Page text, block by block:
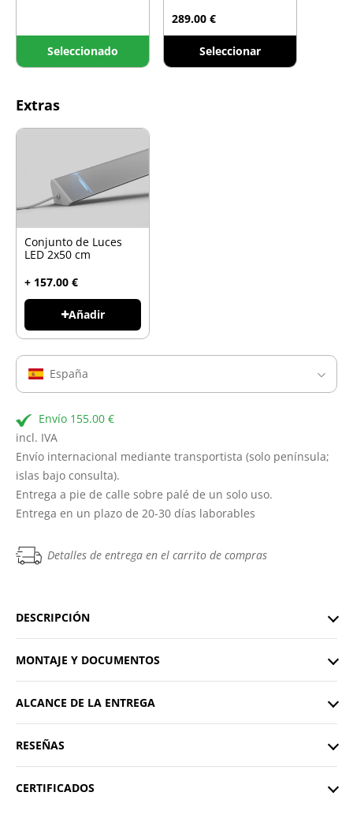
Seleccionado
289.00 €
Seleccionar
Extras
Conjunto de Luces
LED 2x50 cm
+ 157.00 €
Añadir
España
Envío 155.00 €
incl. IVA
Envío internacional mediante transportista (solo península;
islas bajo consulta).
Entrega a pie de calle sobre palé de un solo uso.
Entrega en un plazo de 20-30 días laborables
Detalles de entrega en el carrito de compras
DESCRIPCIÓN
MONTAJE Y DOCUMENTOS
ALCANCE DE LA ENTREGA
RESEÑAS
CERTIFICADOS